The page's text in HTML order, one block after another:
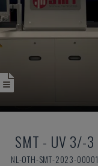
SMT - UV 3/-3
NL-OTH-SMT-2023-00001